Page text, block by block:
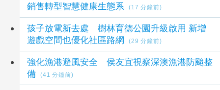
銷售轉型智慧健康生態系
(17 分鐘前)
孩子放電新去處 樹林育德公園升級啟用 新增
遊戲空間也優化社區路網
(29 分鐘前)
強化漁港避風安全 侯友宜視察深澳漁港防颱整
備
(41 分鐘前)